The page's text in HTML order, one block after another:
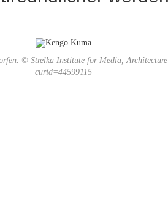
© Strelka Institute for Media,
curid=44599115